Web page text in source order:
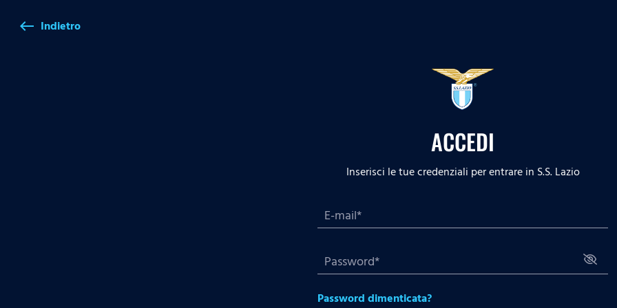
west Indietro
ACCEDI
Inserisci le tue credenziali per entrare in S.S. Lazio
Password dimenticata?